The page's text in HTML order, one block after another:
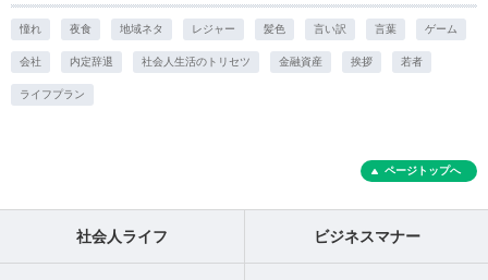
憧れ 夜食 地域ネタ レジャー 髪色 言い訳 言葉 ゲーム
会社 内定辞退 社会人生活のトリセツ 金融資産 挨拶 若者
ライフプラン
ページトップへ
社会人ライフ ビジネスマナー